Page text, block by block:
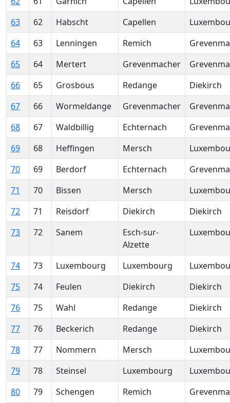
63
62 Habscht Capellen
64
63 Lenningen Remich
65
64 Mertert Grevenmacher
66
65 Grosbous Redange
Diekirch
67
66 Wormeldange Grevenmacher
68
67 Waldbillig Echternach
69
68 Heffingen Mersch
70
69 Berdorf Echternach
71
70 Bissen Mersch
72
71 Reisdorf Diekirch
Diekirch
73
72 Sanem
Esch-sur-
Alzette
74 73 Luxembourg Luxembourg
75
74 Feulen Diekirch
Diekirch
76
75 Wahl Redange
Diekirch
77
76 Beckerich Redange
Diekirch
78
77 Nommern Mersch
79
78 Steinsel Luxembourg
80
79 Schengen Remich